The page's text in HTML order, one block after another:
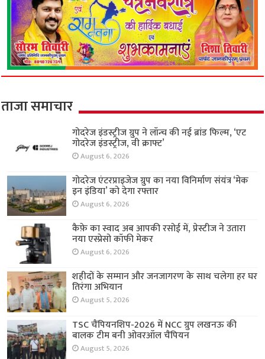
ताजा समाचार
गोदरेज इंडस्ट्रीज ग्रुप ने लॉन्च की नई ब्रांड फिल्म, ‘एट
गोदरेज इंडस्ट्रीज, वी क्राफ्ट’
August 6, 2026
गोदरेज एंटरप्राइजेज ग्रुप का नया विनिर्माण संयंत्र ‘मेक
इन इंडिया’ को देगा रफ्तार
August 6, 2026
कैफ़े का स्वाद अब आपकी रसोई में, प्रेस्टीज ने उतारा
नया एस्प्रेसो कॉफी मेकर
August 6, 2026
शहीदों के सम्मान और जनजागरण के साथ चलेगा हर घर
तिरंगा अभियान
August 5, 2026
TSC चैंपियनशिप-2026 में NCC ग्रुप लखनऊ की
बालक टीम बनी ओवरऑल चैंपियन
August 5, 2026